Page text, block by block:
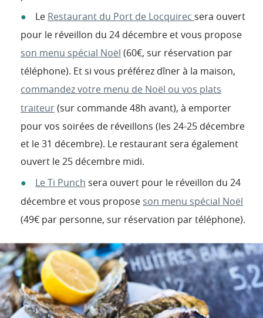
Le Restaurant du Port de Locquirec sera ouvert
pour le réveillon du 24 décembre et vous propose
son menu spécial Noël (60€, sur réservation par
téléphone). Et si vous préférez dîner à la maison,
commandez votre menu de Noël ou vos plats
traiteur(sur commande 48h avant), à emporter
pour vos soirées de réveillons (les 24-25 décembre
et le 31 décembre). Le restaurant sera également
ouvert le 25 décembre midi.
Le Ti Punch sera ouvert pour le réveillon du 24
décembre et vous propose son menu spécial Noël
(49€ par personne, sur réservation par téléphone).